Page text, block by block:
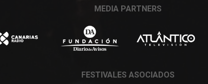
MEDIA PARTNERS
FESTIVALES ASOCIADOS